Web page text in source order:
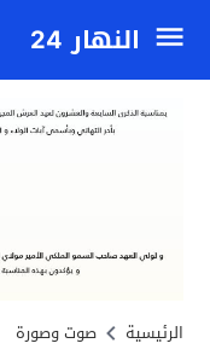
النهار 24
الرئيسية صوت وصورة